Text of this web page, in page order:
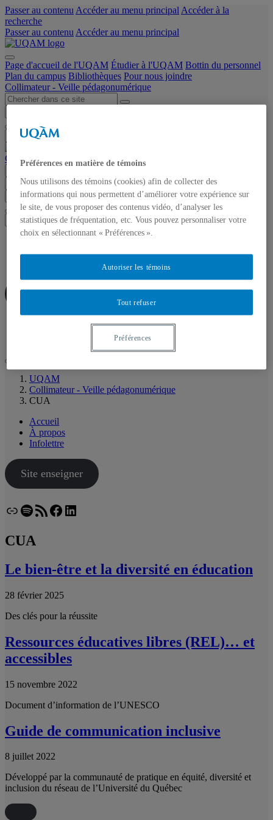
Passer au contenu Accéder au menu principal Accéder à la
recherche
Passer au contenu Accéder au menu principal
Page d'accueil de l'UQAM Étudier à l'UQAM Bottin du personnel
Plan du campus Bibliothèques Pour nous joindre
Collimateur - Veille pédagonumérique
Collimateur - Veille pédagonumérique
Chercher dans ce site Chercher sur uqam.ca Chercher sur le web
À propos
Site enseigner
Facebook
LinkedIn
Bluesky
UQAM
Collimateur - Veille pédagonumérique
CUA
Accueil
À propos
Infolettre
Site enseigner
LienSpotify
Flux RSSFacebook
LinkedIn
CUA
Le bien-être et la diversité en éducation
28 février 2025
Des clés pour la réussite
Ressources éducatives libres (REL)… et
accessibles
15 novembre 2022
Document d’information de l’UNESCO
Guide de communication inclusive
8 juillet 2022
Développé par la communauté de pratique en équité, diversité et
inclusion du réseau de l’Université du Québec
Préférences en matière de témoins
Nous utilisons des témoins (cookies) afin de collecter des
informations qui nous permettent d’améliorer votre expérience sur
le site, de vous proposer des contenus vidéo, d’analyser les
statistiques de fréquentation, etc. Vous pouvez personnaliser votre
choix en sélectionnant « Préférences ».
Tout refuser
Autoriser les témoins
Préférences